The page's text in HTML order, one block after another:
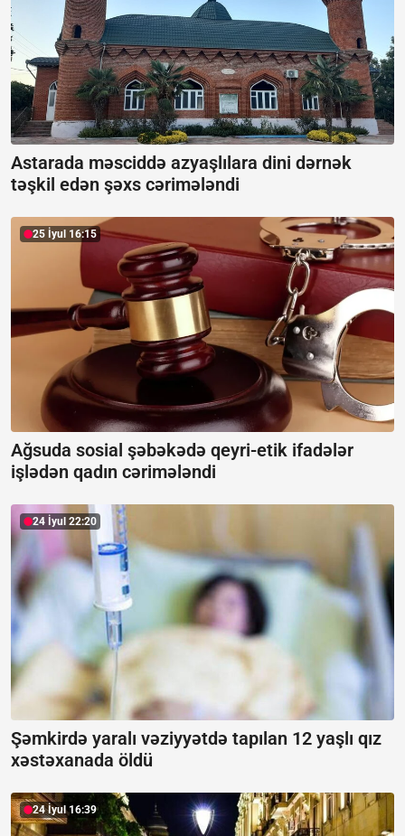
Astarada məsciddə azyaşlılara dini dərnək
təşkil edən şəxs cərimələndi
25 İyul 16:15
Ağsuda sosial şəbəkədə qeyri-etik ifadələr
işlədən qadın cərimələndi
24 İyul 22:20
Şəmkirdə yaralı vəziyyətdə tapılan 12 yaşlı qız
xəstəxanada öldü
24 İyul 16:39